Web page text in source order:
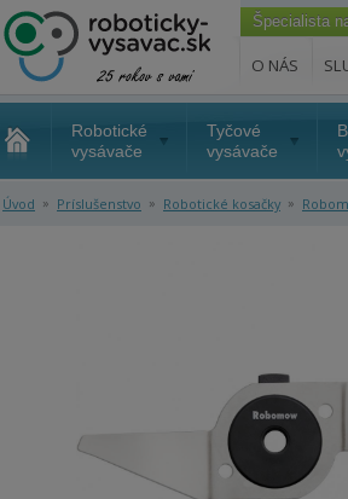
Špecialista
O NÁS
Robotické
vysávače
Tyčové
vysávače
Úvod » Príslušenstvo » Robotické kosačky »